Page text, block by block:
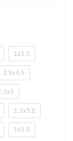
1x1,5
2,5x4,5
3,2x5,5
3x3,5